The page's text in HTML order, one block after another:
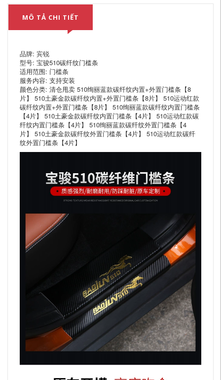
MÔ TẢ CHI TIẾT
品牌: 宾锐
型号: 宝骏510碳纤纹门槛条
适用范围: 门槛条
服务内容: 支持安装
颜色分类: 清仓甩卖 510绚丽蓝款碳纤纹内置+外置门槛条【8
片】 510土豪金款碳纤纹内置+外置门槛条【8片】 510运动红款
碳纤纹内置+外置门槛条【8片】 510绚丽蓝款碳纤纹内置门槛条
【4片】 510土豪金款碳纤纹内置门槛条【4片】 510运动红款碳
纤纹内置门槛条【4片】 510绚丽蓝款碳纤纹外置门槛条【4
片】 510土豪金款碳纤纹外置门槛条【4片】 510运动红款碳纤
纹外置门槛条【4片】